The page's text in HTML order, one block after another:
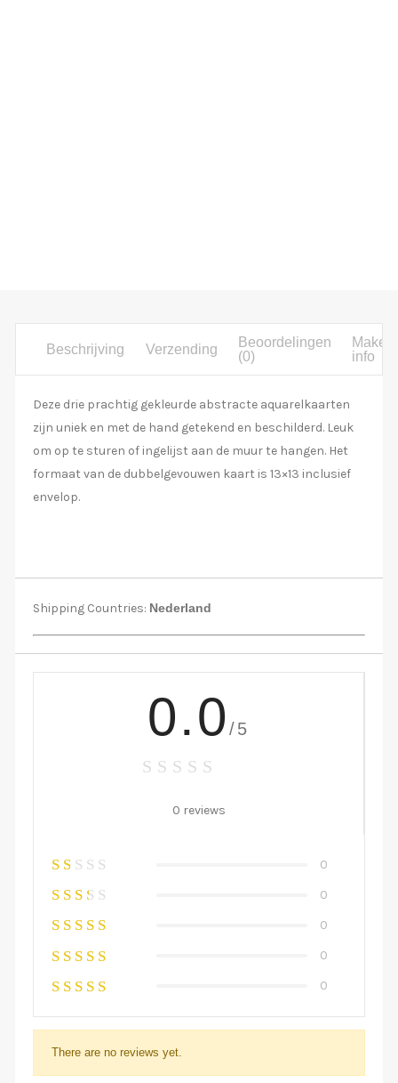
Beschrijving Verzending
Beoordelingen
(0)
Maker
info
Deze drie prachtig gekleurde abstracte aquarelkaarten
zijn uniek en met de hand getekend en beschilderd. Leuk
om op te sturen of ingelijst aan de muur te hangen. Het
formaat van de dubbelgevouwen kaart is 13×13 inclusief
envelop.
Shipping Countries: Nederland
0.0 /5
0 reviews
0
0
0
0
0
There are no reviews yet.